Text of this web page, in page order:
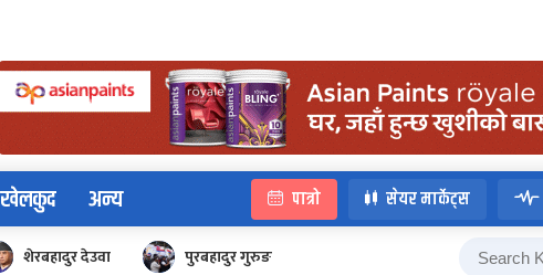
खेलकुद अन्य पात्रो सेयर मार्केट्स
शेरबहादुर देउवा पुरबहादुर गुरुङ